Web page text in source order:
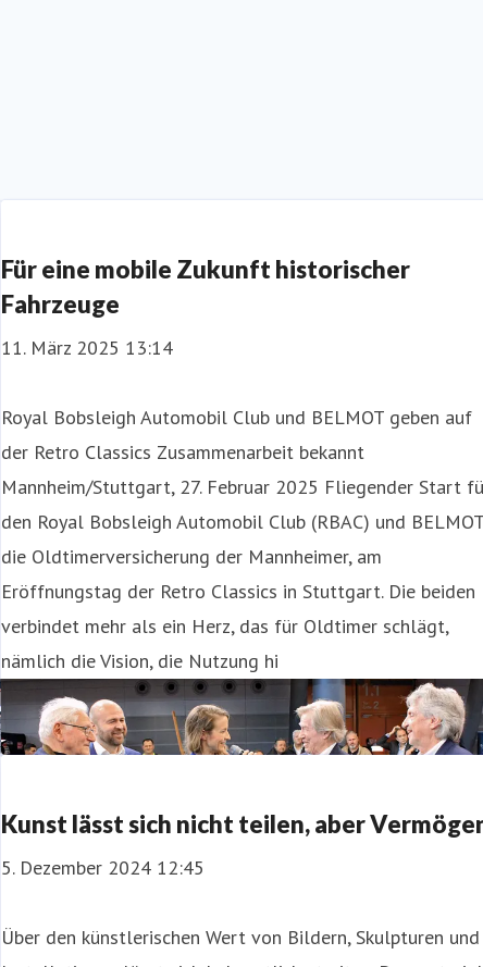
Für eine mobile Zukunft historischer
Fahrzeuge
11. März 2025 13:14
Royal Bobsleigh Automobil Club und BELMOT geben auf
der Retro Classics Zusammenarbeit bekannt
Mannheim/Stuttgart, 27. Februar 2025 Fliegender Start
den Royal Bobsleigh Automobil Club (RBAC) und
die Oldtimerversicherung der Mannheimer, am
Eröffnungstag der Retro Classics in Stuttgart. Die beiden
verbindet mehr als ein Herz, das für Oldtimer schlägt,
nämlich die Vision, die Nutzung hi
Kunst lässt sich nicht teilen, aber
5. Dezember 2024 12:45
Über den künstlerischen Wert von Bildern, Skulpturen und